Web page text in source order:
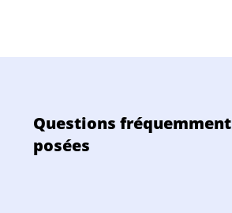
Questions fréquemment
posées